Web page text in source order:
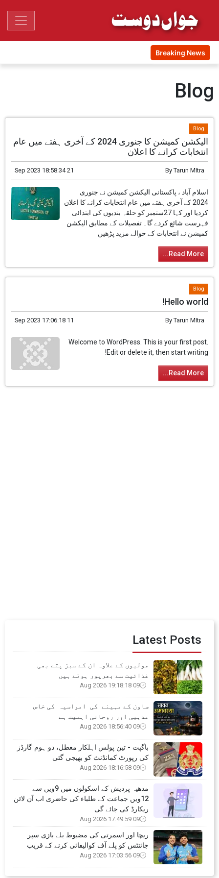
Breaking News
Blog
Blog
الیکشن کمیشن کا جنوری 2024 کے آخری ہفتے میں عام
انتخابات کرانے کا اعلان
21 Sep 2023 18:58:34 By Tarun MItra
اسلام آباد ، پاکستانی الیکشن کمیشن نے جنوری
2024 کے آخری ہفتے میں عام انتخابات کرانے کا اعلان
کردیا اور کہا 27ستمبر کو حلقہ بندیوں کی ابتدائی
فہرست شائع کردے گا۔ تفصیلات کے مطابق الیکشن
کمیشن نے انتخابات کے حوالے مزید پڑھیں
Read More...
Blog
Hello world!
11 Sep 2023 17:06:18 By Tarun MItra
Welcome to WordPress. This is your first post.
Edit or delete it, then start writing!
Read More...
Latest Posts
مولیوں کے علاوہ ان کے سبز پتے بھی
غذائیت سے بھرپور ہوتے ہیں
09 Aug 2026 19:18:18
ساون کے مہینے کی امواسیہ کی خاص
مذہبی اور روحانی اہمیت ہے
09 Aug 2026 18:56:40
باگپت - تین پولس اہلکار معطل، دو ہوم گارڈز
کی رپورٹ کمانڈنٹ کو بھیجی گئی
09 Aug 2026 18:16:58
مدھیہ پردیش کے اسکولوں میں 9ویں سے
12ویں جماعت کے طلباء کی حاضری اب آن لائن
ریکارڈ کی جائے گی
09 Aug 2026 17:49:59
ریچا اور اسمرتی کی مضبوط بلے بازی سپر
جائنٹس کو پلے آف کوالیفائی کرنے کے قریب
09 Aug 2026 17:03:56